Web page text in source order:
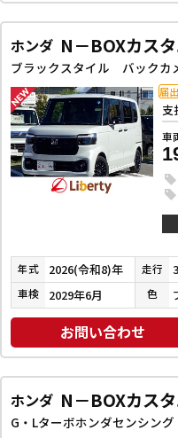
ホンダ N－BOXカス
支
車
届
年式 2026(令和8)年 走行
車検 2029年6月 色
お問い合わせ
ホンダ N－BOXカス